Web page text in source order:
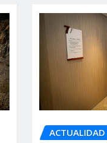
ACTUALIDAD